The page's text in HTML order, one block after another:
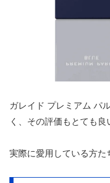
ガレイド プレミアム パ
く、その評価もとても良
実際に愛用している方た